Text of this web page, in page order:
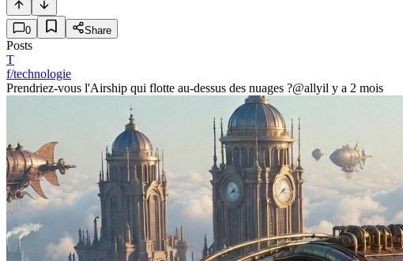
0 Share
Posts
T
f/technologie
Prendriez-vous l'Airship qui flotte au-dessus des nuages ?@allyil y a 2 mois